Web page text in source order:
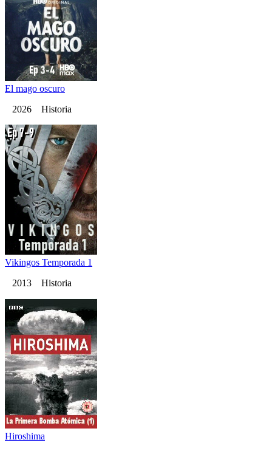
El mago oscuro
2026 Historia
Vikingos Temporada 1
2013 Historia
Hiroshima